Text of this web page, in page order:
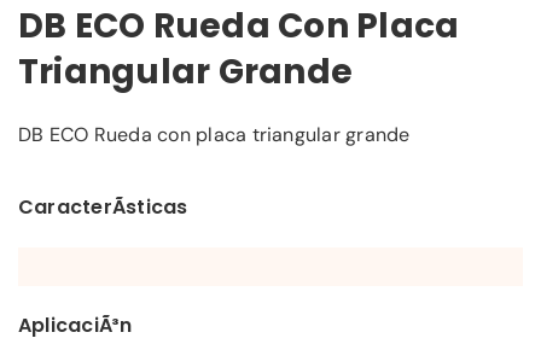
DB ECO Rueda Con Placa
Triangular Grande
DB ECO Rueda con placa triangular grande
CaracterÃ­sticas
AplicaciÃ³n